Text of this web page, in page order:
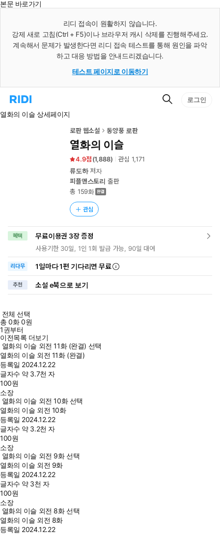
본문 바로가기
리디 접속이 원활하지 않습니다.
강제 새로 고침(Ctrl + F5)이나 브라우저 캐시 삭제를 진행해주세요.
계속해서 문제가 발생한다면 리디 접속 테스트를 통해 원인을 파악
하고 대응 방법을 안내드리겠습니다.
테스트 페이지로 이동하기
리
홈
검
로그인
열화의 이슬 상세페이지
로판 웹소설 동양풍 로판
열화의 이슬
4.9 (1,888) 관심1,171
류도하저자
피플앤스토리 출판
총 159화
관심
혜택 무료이용권 3장 증정
사용기한 30일, 1인 1회 발급 가능, 90일 대여
리다무 1일마다1편 기다리면 무료
추천 소설 e북으로 보기
전체 선택
총0화0원
1권부터
이전목록 더보기
열화의 이슬 외전 11화 (완결) 선택
열화의 이슬 외전 11화 (완결)
등록일 2024.12.22
글자수 약 3.7천 자
100원
소장
열화의 이슬 외전 10화 선택
열화의 이슬 외전 10화
등록일 2024.12.22
글자수 약 3.2천 자
100원
소장
열화의 이슬 외전 9화 선택
열화의 이슬 외전 9화
등록일 2024.12.22
글자수 약 3천 자
100원
소장
열화의 이슬 외전 8화 선택
열화의 이슬 외전 8화
등록일 2024.12.22